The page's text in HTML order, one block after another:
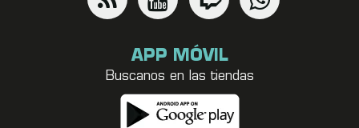
APP MÓVIL
Buscanos en las tiendas